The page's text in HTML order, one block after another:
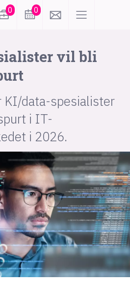
0 0
vil bli
KI/data-spesialister
i IT-
i 2026.
KI
sikkerhet
apputvikling
IoT
design
ukas koder
inn/ut
hobby